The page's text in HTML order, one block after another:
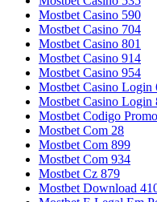
Mostbet Casino 590
Mostbet Casino 704
Mostbet Casino 801
Mostbet Casino 914
Mostbet Casino 954
Mostbet Casino Login
Mostbet Casino Login
Mostbet Codigo
Mostbet Com 28
Mostbet Com 899
Mostbet Com 934
Mostbet Cz 879
Mostbet Download